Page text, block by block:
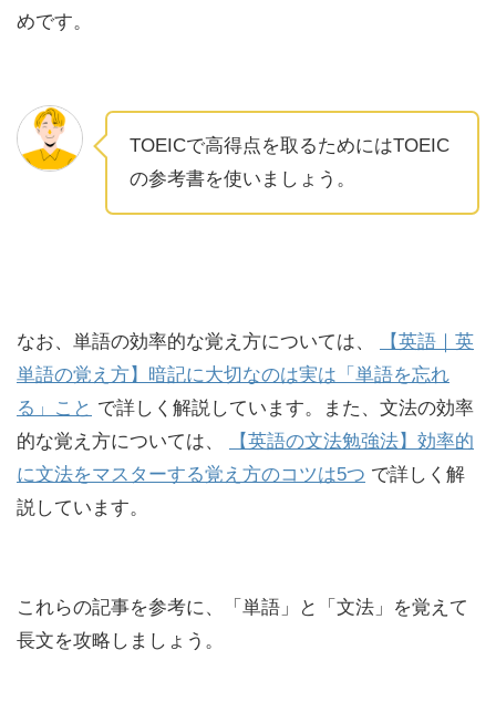
めです。
TOEICで高得点を取るためにはTOEIC
の参考書を使いましょう。
なお、単語の効率的な覚え方については、
【英語｜英
単語の覚え方】暗記に大切なのは実は「単語を忘れ
る」こと で詳しく解説しています。また、文法の効率
的な覚え方については、
【英語の文法勉強法】効率的
に文法をマスターする覚え方のコツは5つ で詳しく解
説しています。
これらの記事を参考に、「単語」と「文法」を覚えて
長文を攻略しましょう。